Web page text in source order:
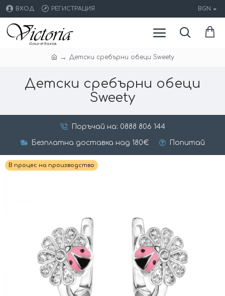
ВХОД РЕГИСТРАЦИЯ BGN
Детски сребърни обеци Sweety
Детски сребърни обеци
Sweety
Поръчай на: 0888 806 144
Безплатна доставка над 180€ Попитай
В процес на производство